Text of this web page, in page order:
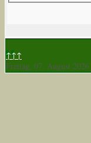
↑↑↑
Freitag, 07. August 2026